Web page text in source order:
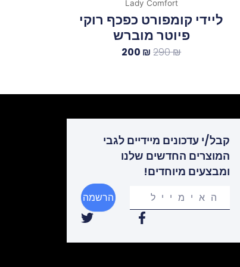
Lady Comfort
ליידי קומפורט כפכף רוקי
פיוטר מוברש
290₪
200 ₪
קבל/י עדכונים מיידיים לגבי
המוצרים החדשים שלנו
ומבצעים מיוחדים!
email
הרשמה
F
c
T
i